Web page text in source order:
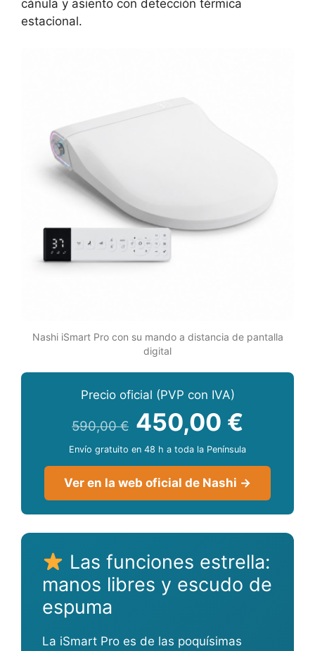
cánula y asiento con detección térmica
estacional.
Nashi iSmart Pro con su mando a distancia de pantalla
digital
Precio oficial (PVP con IVA)
590,00 € 450,00 €
Envío gratuito en 48 h a toda la Península
Ver en la web oficial de Nashi →
Las funciones estrella:
manos libres y escudo de
espuma
La iSmart Pro es de las poquísimas